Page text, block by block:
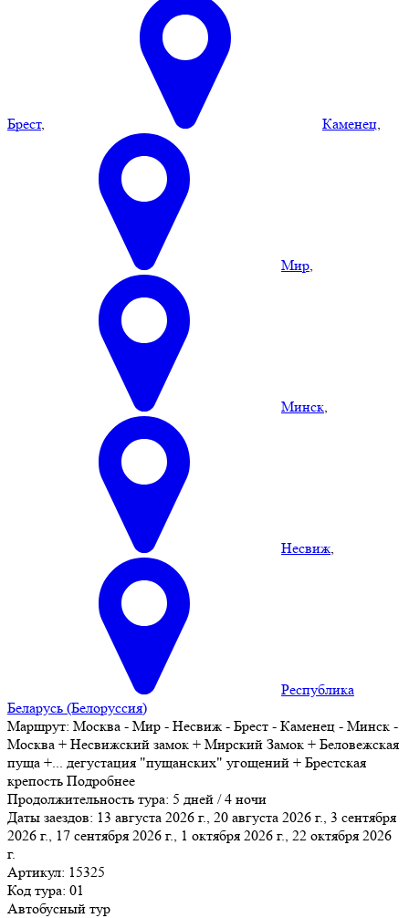
Брест, Каменец,
Мир,
Минск,
Несвиж,
Республика
Беларусь (Белоруссия)
Маршрут: Москва - Мир - Несвиж - Брест - Каменец - Минск -
Москва + Несвижский замок + Мирский Замок + Беловежская
пуща +... дегустация "пущанских" угощений + Брестская
крепость Подробнее
Продолжительность тура: 5 дней / 4 ночи
Даты заездов: 13 августа 2026 г., 20 августа 2026 г., 3 сентября
2026 г., 17 сентября 2026 г., 1 октября 2026 г., 22 октября 2026
г.
Артикул: 15325
Код тура: 01
Автобусный тур